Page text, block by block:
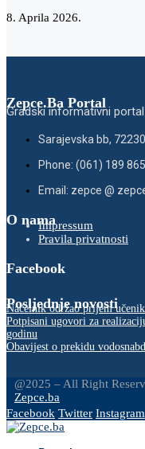
8. Aprila 2026.
Zepce.Ba Portal
Gradski informativni
Sarajevska bb,
Phone: (061) 189 865
Email: zepce @
O namaImpressum
Pravila privatnosti
Facebook
Posljednje novosti
Načelnik održao prijem
Potpisani ugovori za
godinu
Obavijest o prekidu
@2025 – All Right
Zepce.ba
Facebook Twitter Instagram